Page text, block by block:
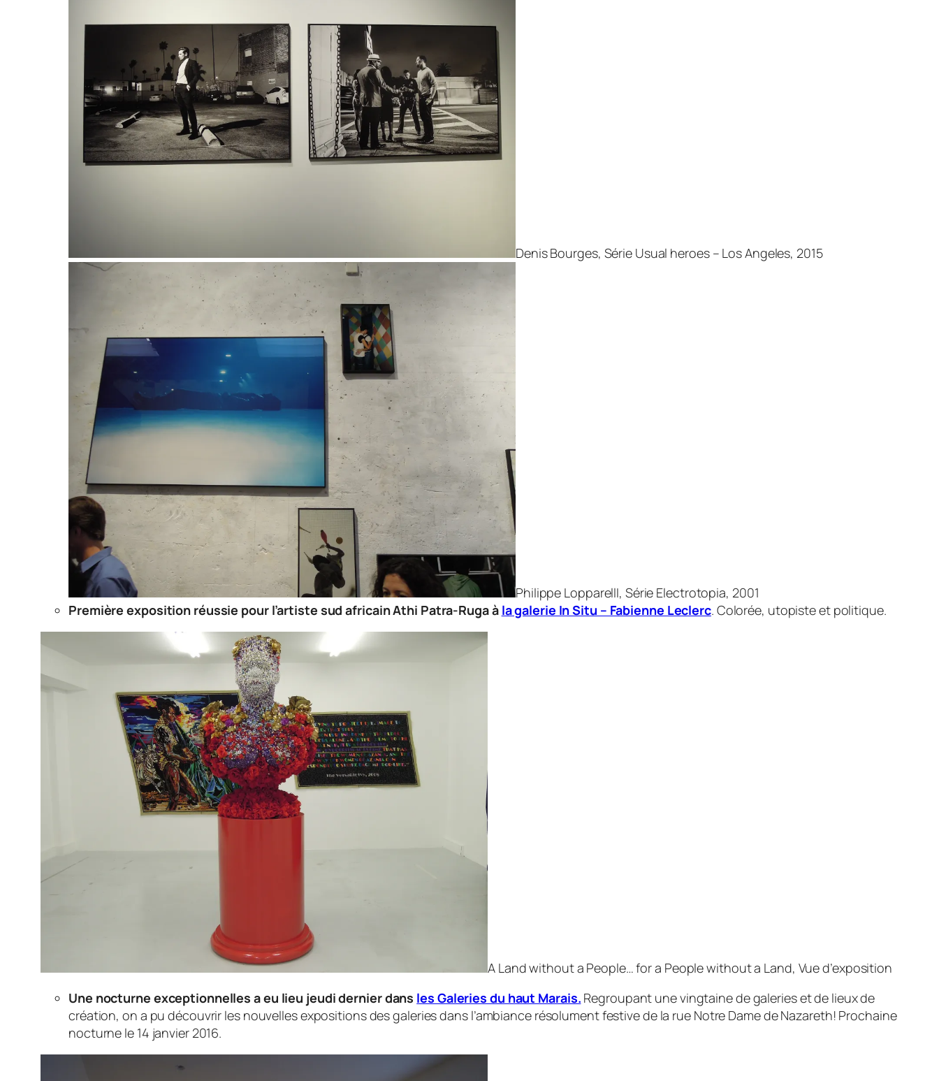
Denis Bourges, Série Usual heroes – Los Angeles, 2015
Philippe LopparellI, Série Electrotopia, 2001
Première exposition réussie pour l’artiste sud africain Athi Patra-Ruga à la galerie In Situ – Fabienne Leclerc. Colorée, utopiste et politique.
A Land without a People… for a People without a Land, Vue d’exposition
Une nocturne exceptionnelles a eu lieu jeudi dernier dans les Galeries du haut Marais. Regroupant une vingtaine de galeries et de lieux de
création, on a pu découvrir les nouvelles expositions des galeries dans l’ambiance résolument festive de la rue Notre Dame de Nazareth! Prochaine
nocturne le 14 janvier 2016.